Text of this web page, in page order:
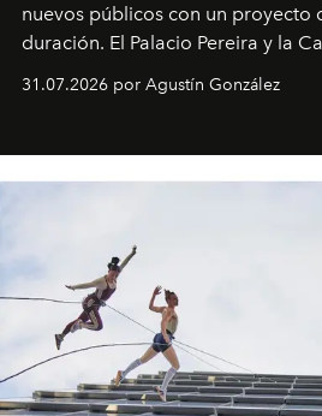
nuevos públicos con un proyecto
duración. El Palacio Pereira y la
son algunos de los lugares que
miniobras. Sus puestas en
31.07.2026 por Agustín González